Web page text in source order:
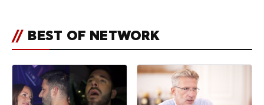
// BEST OF NETWORK